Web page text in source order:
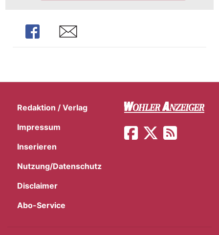
Share Share
Redaktion / Verlag
Impressum
Inserieren
Nutzung/Datenschutz
Disclaimer
Abo-Service